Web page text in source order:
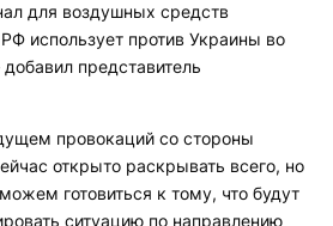
для воздушных средств
использует против Украины во
представитель
провокаций со стороны
открыто раскрывать всего, но
готовиться к тому, что будут
ситуацию по направлению